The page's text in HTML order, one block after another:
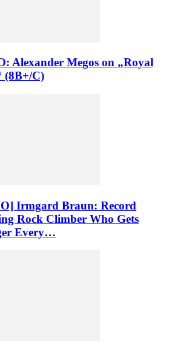
Alexander Megos on „Royal
(8B+/C)
Irmgard Braun: Record
Rock Climber Who Gets
Every…